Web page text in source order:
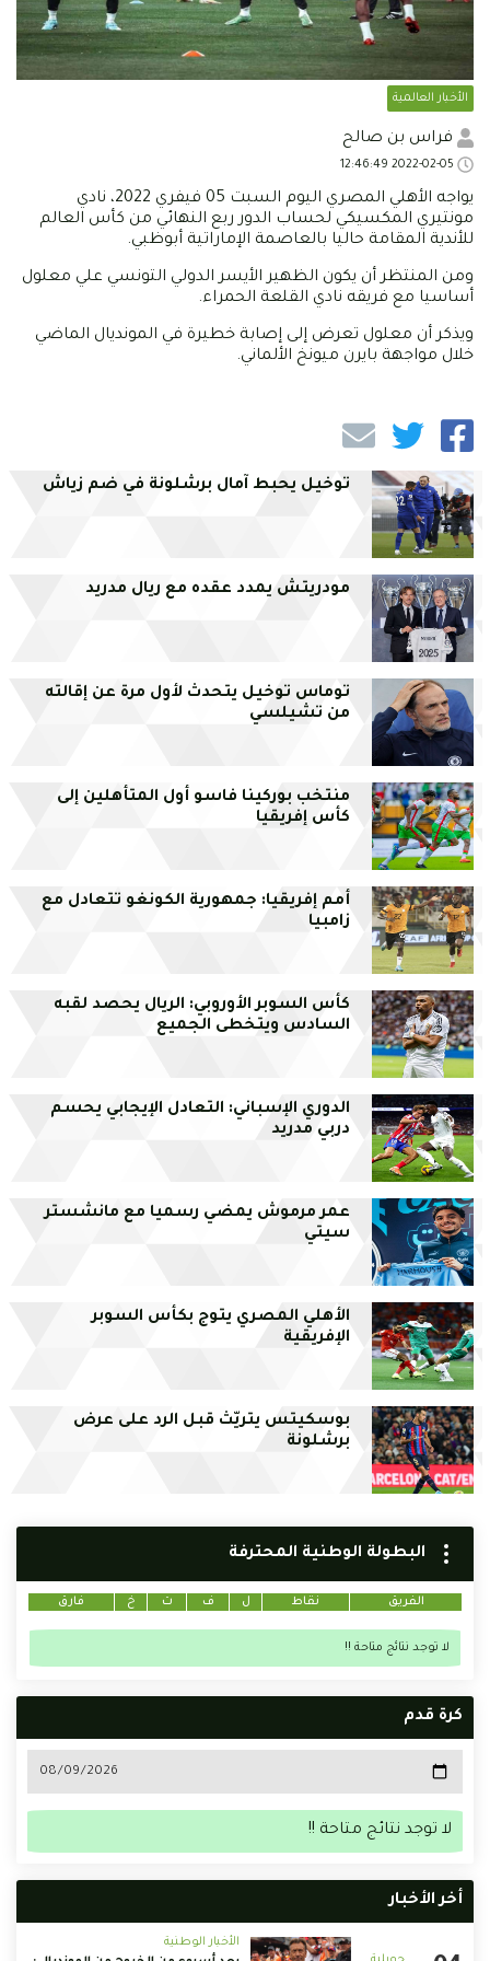
الأخبار العالمية
فراس بن صالح
يواجه الأهلي المصري اليوم السبت 05 فيفري 2022، نادي
مونتيري المكسيكي لحساب الدور ربع النهائي من كأس العالم
للأندية المقامة حاليا بالعاصمة الإماراتية أبوظبي.
ومن المنتظر أن يكون الظهير الأيسر الدولي التونسي علي معلول
أساسيا مع فريقه نادي القلعة الحمراء.
ويذكر أن معلول تعرض إلى إصابة خطيرة في المونديال الماضي
خلال مواجهة بايرن ميونخ الألماني.
توخيل يحبط آمال برشلونة في ضم زياش
مودريتش يمدد عقده مع ريال مدريد
توماس توخيل يتحدث لأول مرة عن إقالته
من تشيلسي
منتخب بوركينا فاسو أول المتأهلين إلى
كأس إفريقيا
أمم إفريقيا: جمهورية الكونغو تتعادل مع
زامبيا
كأس السوبر الأوروبي: الريال يحصد لقبه
السادس ويتخطى الجميع
الدوري الإسباني: التعادل الإيجابي يحسم
دربي مدريد
عمر مرموش يمضي رسميا مع مانشستر
سيتي
الأهلي المصري يتوج بكأس السوبر
الإفريقية
بوسكيتس يتريّث قبل الرد على عرض
برشلونة
البطولة الوطنية المحترفة
الفريق نقاط ل ف ت خ فارق
لا توجد نتائج متاحة !!
كرة قدم
لا توجد نتائج متاحة !!
أخر الأخبار
الأخبار الوطنية